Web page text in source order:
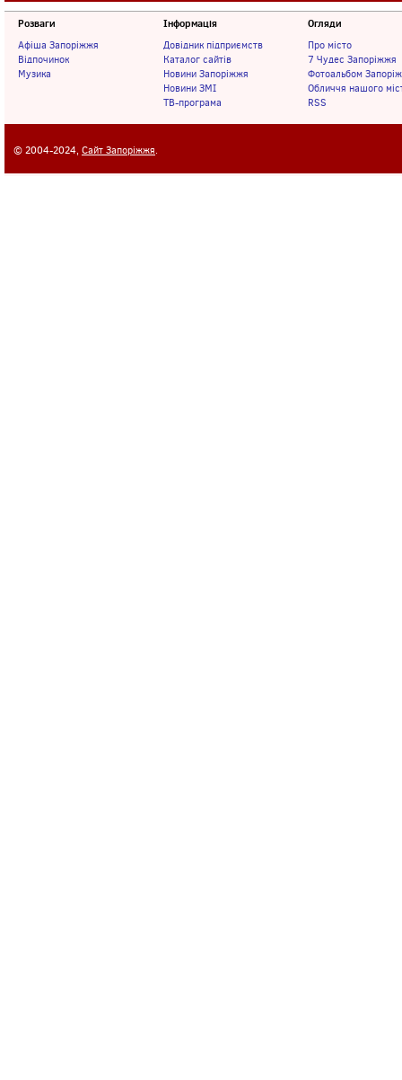
Розваги
Афіша Запоріжжя
Відпочинок
Музика
Інформація
Довідник підприємств
Каталог сайтів
Новини Запоріжжя
Новини ЗМІ
ТВ-програма
Огляди
Про місто
7 Чудес Запоріжжя
Фотоальбом
Обличчя нашого
RSS
© 2004-2024, Сайт Запоріжжя.